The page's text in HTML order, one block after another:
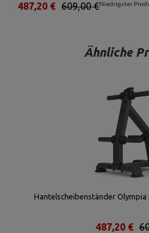
Niedrigster
609,00 €
487,20 €
Ähnliche
Hantelscheibenständer Olympia
487,20 €